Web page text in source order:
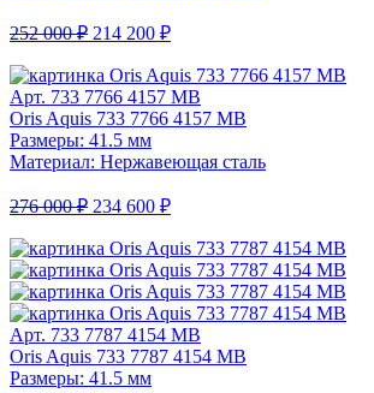
252 000 ₽ 214 200 ₽
Арт. 733 7766 4157 MB
Oris Aquis 733 7766 4157 MB
Размеры: 41.5 мм
Материал: Нержавеющая сталь
276 000 ₽ 234 600 ₽
Арт. 733 7787 4154 MB
Oris Aquis 733 7787 4154 MB
Размеры: 41.5 мм